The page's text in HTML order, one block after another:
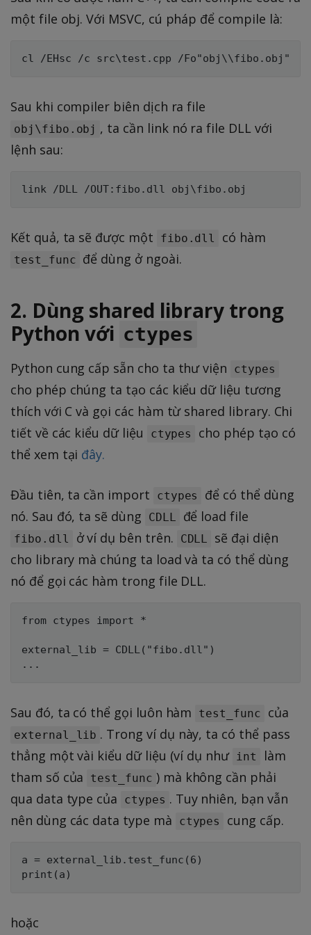
một file obj. Với MSVC, cú pháp để compile là:
Sau khi compiler biên dịch ra file
obj\fibo.obj , ta cần link nó ra file DLL với
lệnh sau:
Kết quả, ta sẽ được một fibo.dll có hàm
test_func để dùng ở ngoài.
2. Dùng shared library trong
Python với ctypes
Python cung cấp sẵn cho ta thư viện ctypes
cho phép chúng ta tạo các kiểu dữ liệu tương
thích với C và gọi các hàm từ shared library. Chi
tiết về các kiểu dữ liệu
ctypes
cho phép tạo có
thể xem tại đây.
Đầu tiên, ta cần import ctypes
để có thể dùng
nó. Sau đó, ta sẽ dùng
CDLL để load file
fibo.dll ở ví dụ bên trên. CDLL
sẽ đại diện
cho library mà chúng ta load và ta có thể dùng
nó để gọi các hàm trong file DLL.
from ctypes import *
external_lib = CDLL("fibo.dll")
Sau đó, ta có thể gọi luôn hàm test_func của
external_lib . Trong ví dụ này, ta có thể pass
thẳng một vài kiểu dữ liệu (ví dụ như int
làm
tham số của
test_func ) mà không cần phải
qua data type của
ctypes . Tuy nhiên, bạn vẫn
nên dùng các data type mà
ctypes cung cấp.
a = external_lib.test_func(6)
hoặc